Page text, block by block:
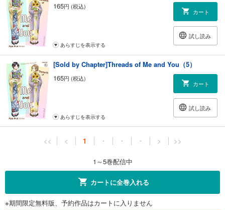
165円 (税込)
カート
試し読み
あらすじを表示する
[Sold by Chapter]Threads of Me and You（5）
165円 (税込)
カート
試し読み
あらすじを表示する
<< < 1 ・ ・ ・ > >>
1～5巻配信中
カートに全巻入れる
※期間限定無料版、予約作品はカートに入りません